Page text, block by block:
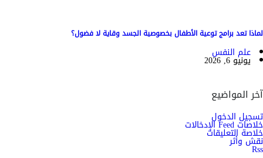
لماذا تعد برامج توعية الأطفال بخصوصية الجسد وقاية لا فضول؟
علم النفس
يونيو 6, 2026
آخر المواضيع
تسجيل الدخول
خلاصات Feed الإدخالات
خلاصة التعليقات
نقش وأثر
Rss